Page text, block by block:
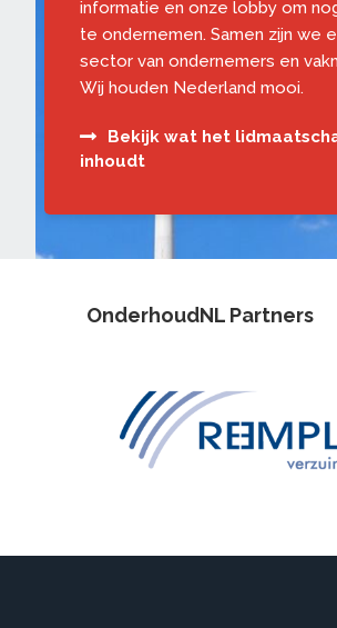
informatie en onze lobby om
te ondernemen. Samen zijn we
sector van ondernemers en
Wij houden Nederland mooi.
Bekijk wat het
inhoudt
OnderhoudNL Partners